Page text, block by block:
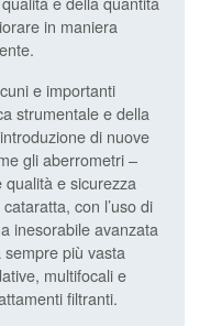
in maniera
e importanti
strumentale e della
di nuove
gli aberrometri –
qualità e sicurezza
con l’uso di
inesorabile avanzata
più vasta
multifocali e
filtranti.